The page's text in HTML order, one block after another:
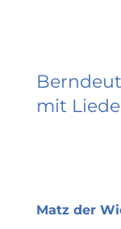
mit
Matz der